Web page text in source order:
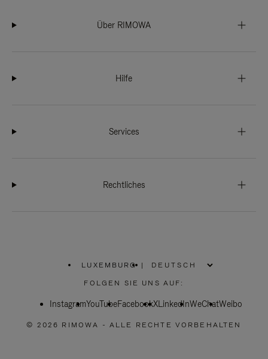
Über RIMOWA
Hilfe
Services
Rechtliches
LUXEMBURG
WÄHLEN
SIE
REGION
|
FOLGEN SIE UNS AUF:
InstagramYouTubeFacebookXLinkedInWeChatWeibo
© 2026 RIMOWA - ALLE RECHTE VORBEHALTEN